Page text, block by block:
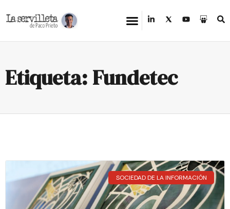
Etiqueta: Fundetec
SOCIEDAD DE LA INFORMACIÓN